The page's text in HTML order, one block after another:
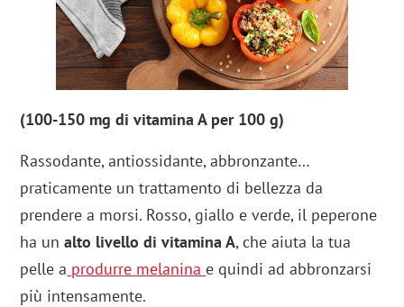
(100-150 mg di vitamina A per 100 g)
Rassodante, antiossidante, abbronzante…
praticamente un trattamento di bellezza da
prendere a morsi. Rosso, giallo e verde, il peperone
ha unalto livello di vitamina A, che aiuta la tua
pelle a produrre melanina e quindi ad abbronzarsi
più intensamente.